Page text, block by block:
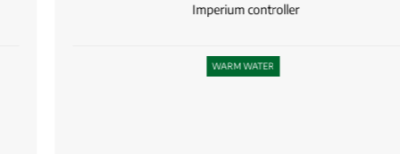
Imperium controller
WARM WATER